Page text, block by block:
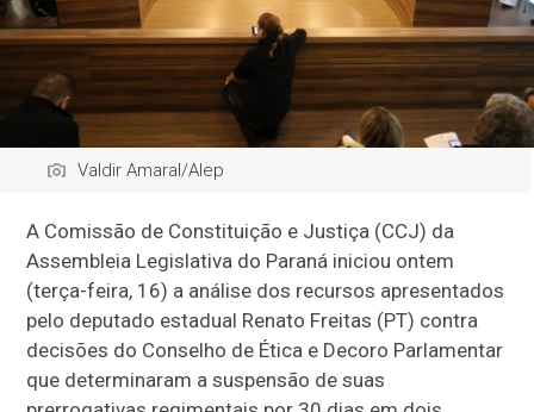
Valdir Amaral/Alep
A Comissão de Constituição e Justiça (CCJ) da
Assembleia Legislativa do Paraná iniciou ontem
(terça-feira, 16) a análise dos recursos apresentados
pelo deputado estadual Renato Freitas (PT) contra
decisões do Conselho de Ética e Decoro Parlamentar
que determinaram a suspensão de suas